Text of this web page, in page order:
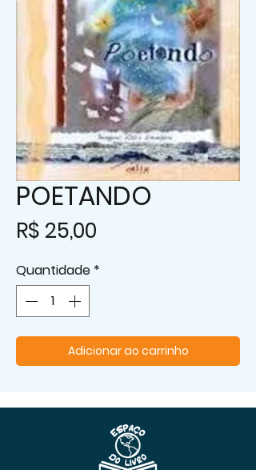
POETANDO
R$ 25,00
Quantidade *
Adicionar ao carrinho